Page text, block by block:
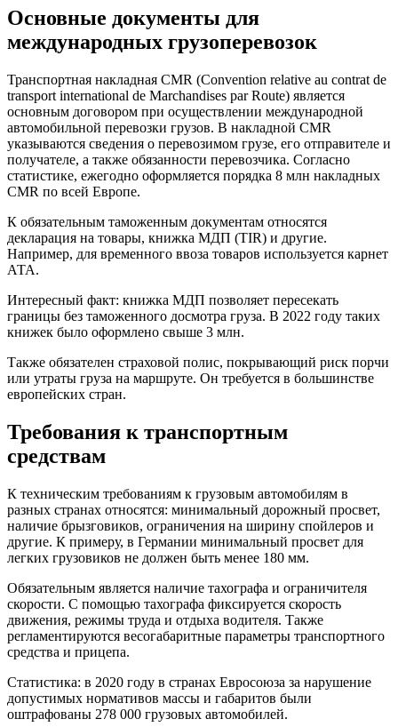
Основные документы для
международных грузоперевозок
Транспортная накладная CMR (Convention relative au contrat de
transport international de Marchandises par Route) является
основным договором при осуществлении международной
автомобильной перевозки грузов. В накладной CMR
указываются сведения о перевозимом грузе, его отправителе и
получателе, а также обязанности перевозчика. Согласно
статистике, ежегодно оформляется порядка 8 млн накладных
CMR по всей Европе.
К обязательным таможенным документам относятся
декларация на товары, книжка МДП (TIR) и другие.
Например, для временного ввоза товаров используется карнет
АТА.
Интересный факт: книжка МДП позволяет пересекать
границы без таможенного досмотра груза. В 2022 году таких
книжек было оформлено свыше 3 млн.
Также обязателен страховой полис, покрывающий риск порчи
или утраты груза на маршруте. Он требуется в большинстве
европейских стран.
Требования к транспортным
средствам
К техническим требованиям к грузовым автомобилям в
разных странах относятся: минимальный дорожный просвет,
наличие брызговиков, ограничения на ширину спойлеров и
другие. К примеру, в Германии минимальный просвет для
легких грузовиков не должен быть менее 180 мм.
Обязательным является наличие тахографа и ограничителя
скорости. С помощью тахографа фиксируется скорость
движения, режимы труда и отдыха водителя. Также
регламентируются весогабаритные параметры транспортного
средства и прицепа.
Статистика: в 2020 году в странах Евросоюза за нарушение
допустимых нормативов массы и габаритов были
оштрафованы 278 000 грузовых автомобилей.